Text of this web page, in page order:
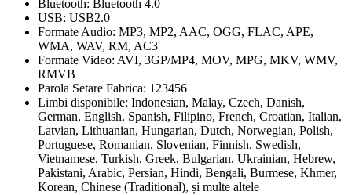
Bluetooth: Bluetooth 4.0
USB: USB2.0
Formate Audio: MP3, MP2, AAC, OGG, FLAC, APE,
WMA, WAV, RM, AC3
Formate Video: AVI, 3GP/MP4, MOV, MPG, MKV, WMV,
RMVB
Parola Setare Fabrica: 123456
Limbi disponibile: Indonesian, Malay, Czech, Danish,
German, English, Spanish, Filipino, French, Croatian, Italian,
Latvian, Lithuanian, Hungarian, Dutch, Norwegian, Polish,
Portuguese, Romanian, Slovenian, Finnish, Swedish,
Vietnamese, Turkish, Greek, Bulgarian, Ukrainian, Hebrew,
Pakistani, Arabic, Persian, Hindi, Bengali, Burmese, Khmer,
Korean, Chinese (Traditional), și multe altele